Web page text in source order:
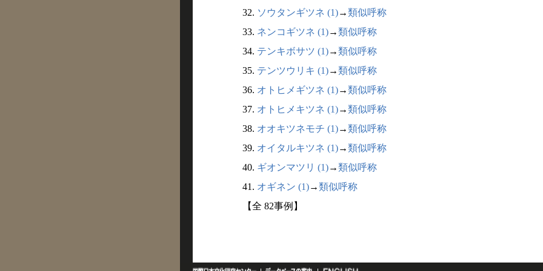
32. ソウタンギツネ (1)→類似呼称
33. ネンコギツネ (1)→類似呼称
34. テンキボサツ (1)→類似呼称
35. テンツウリキ (1)→類似呼称
36. オトヒメギツネ (1)→類似呼称
37. オトヒメキツネ (1)→類似呼称
38. オオキツネモチ (1)→類似呼称
39. オイタルキツネ (1)→類似呼称
40. ギオンマツリ (1)→類似呼称
41. オギネン (1)→類似呼称
【全 82事例】